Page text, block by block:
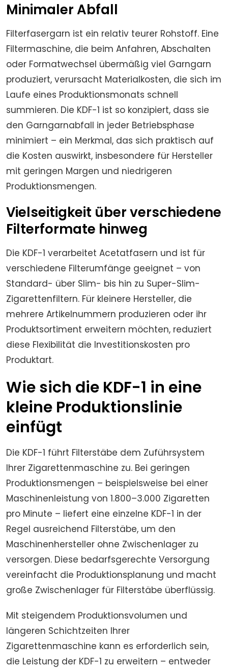
Minimaler Abfall
Filterfasergarn ist ein relativ teurer Rohstoff. Eine
Filtermaschine, die beim Anfahren, Abschalten
oder Formatwechsel übermäßig viel Garngarn
produziert, verursacht Materialkosten, die sich im
Laufe eines Produktionsmonats schnell
summieren. Die KDF-1 ist so konzipiert, dass sie
den Garngarnabfall in jeder Betriebsphase
minimiert – ein Merkmal, das sich praktisch auf
die Kosten auswirkt, insbesondere für Hersteller
mit geringen Margen und niedrigeren
Produktionsmengen.
Vielseitigkeit über verschiedene
Filterformate hinweg
Die KDF-1 verarbeitet Acetatfasern und ist für
verschiedene Filterumfänge geeignet – von
Standard- über Slim- bis hin zu Super-Slim-
Zigarettenfiltern. Für kleinere Hersteller, die
mehrere Artikelnummern produzieren oder ihr
Produktsortiment erweitern möchten, reduziert
diese Flexibilität die Investitionskosten pro
Produktart.
Wie sich die KDF-1 in eine
kleine Produktionslinie
einfügt
Die KDF-1 führt Filterstäbe dem Zuführsystem
Ihrer Zigarettenmaschine zu. Bei geringen
Produktionsmengen – beispielsweise bei einer
Maschinenleistung von 1.800–3.000 Zigaretten
pro Minute – liefert eine einzelne KDF-1 in der
Regel ausreichend Filterstäbe, um den
Maschinenhersteller ohne Zwischenlager zu
versorgen. Diese bedarfsgerechte Versorgung
vereinfacht die Produktionsplanung und macht
große Zwischenlager für Filterstäbe überflüssig.
Mit steigendem Produktionsvolumen und
längeren Schichtzeiten Ihrer
Zigarettenmaschine kann es erforderlich sein,
die Leistung der KDF-1 zu erweitern – entweder